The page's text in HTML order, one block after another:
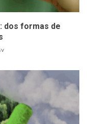
dos formas de